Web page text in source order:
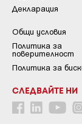
Декларация
Общи условия
Пoлитикa зa
пoвepитeлнocт
Политика за
СЛЕДВАЙТЕ НИ